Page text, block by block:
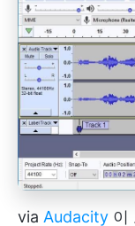
via Audacity 이